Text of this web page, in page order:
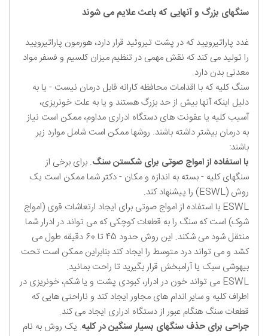
سنگهای بزرگ و آنهایی که باعث علایم می شوند
غدد پاراتیرویید که در پشت تیروئید قرار دارد، هورمون پاراتیرویید
را تولید می کند که نقش مهمی در تنظیم میزان کلسیم و فسفر مواد
معدنی بدن دارد.
سنگ کلیه که با اقدامات محافظه کارانه قابل درمان نیست - یا به
دلیل اینکه آنها بیش از حد بزرگ هستند و یا به علت خونریزی،
آسیب کلیه یا عفونت های دستگاه ادراری مداوم، ممکن است نیاز
به درمان بیشتر داشته باشند. روشها ممکن است شامل موارد زیر
باشند:
با استفاده از امواج صوتی برای شکستن سنگ. برای برخی از
سنگهای کلیه - بسته به اندازه و مکان - دکتر شما ممکن است یک
روش (ESWL) را پیشنهاد کند.
ESWL با استفاده از امواج صوتی برای ایجاد ارتعاشات قوی (امواج
شوک) است که سنگ را به قطعات کوچکی که می تواند در ادرار شما
منتقل شود می شکند. این روش حدود 45 تا 60 دقیقه طول می
کشد و می تواند درد متوسط را ایجاد کند بنابراین ممکن است تحت
بیهوشی سبک یا آرامبخش قرار بگیرید تا راحت بمانید.
ESWL می تواند خون در ادرار، کبودی پشت و یا شکم، خونریزی در
اطراف کلیه و سایر اندام های مجاور ایجاد کند و ناراحتی هایی که
قطعات سنگ هنگام عبور از دستگاه ادراری ایجاد می کند.
جراحی برای حذف سنگهای بسیار سنگین در کلیه. یک روش به نام